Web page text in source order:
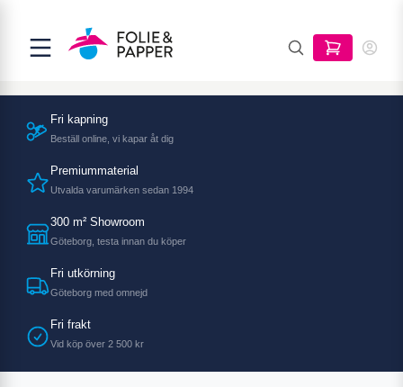
Fri kapning
Beställ online, vi kapar åt dig
Premiummaterial
Utvalda varumärken sedan 1994
300 m² Showroom
Göteborg, testa innan du köper
Fri utkörning
Göteborg med omnejd
Fri frakt
Vid köp över 2 500 kr